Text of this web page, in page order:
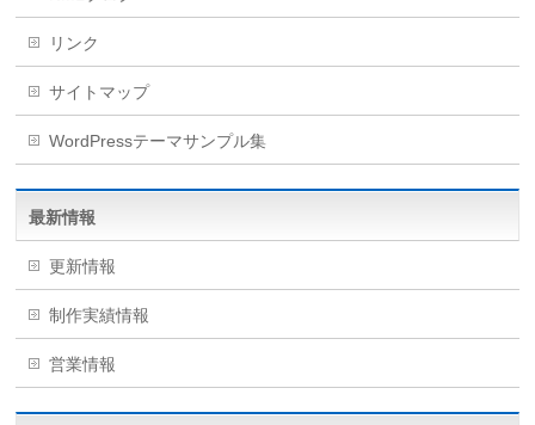
リンク
サイトマップ
WordPressテーマサンプル集
最新情報
更新情報
制作実績情報
営業情報